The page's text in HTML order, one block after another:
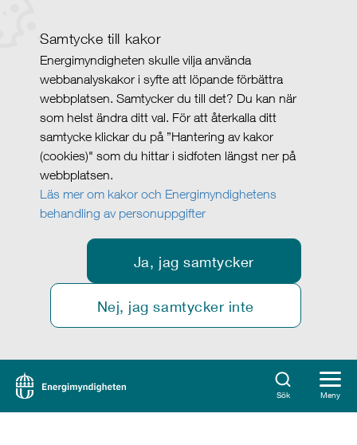
Samtycke till kakor
Energimyndigheten skulle vilja använda
webbanalyskakor i syfte att löpande förbättra
webbplatsen. Samtycker du till det? Du kan när
som helst ändra ditt val. För att återkalla ditt
samtycke klickar du på ”Hantering av kakor
(cookies)" som du hittar i sidfoten längst ner på
webbplatsen.
Läs mer om kakor och Energimyndighetens
behandling av personuppgifter
Ja, jag samtycker
Nej, jag samtycker inte
Sök Meny